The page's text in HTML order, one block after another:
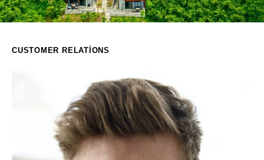
CUSTOMER RELATIONS